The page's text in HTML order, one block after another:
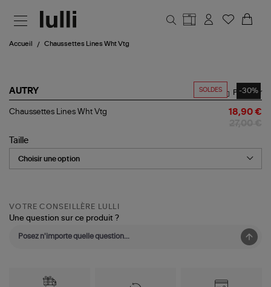
Accueil Chaussettes Lines Wht Vtg
SOLDES -30%
AUTRY
Chaussettes
Vtg
Partager
Chaussettes Lines Wht Vtg 18,90 €
Taille
VOTRE CONSEILLÈRE LULLI
Une question sur ce produit ?